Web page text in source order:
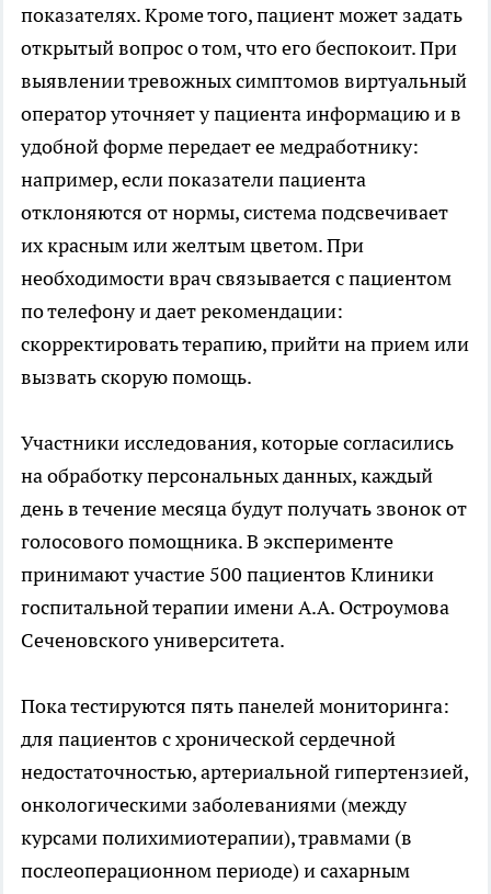
показателях. Кроме того, пациент может задать
открытый вопрос о том, что его беспокоит. При
выявлении тревожных симптомов виртуальный
оператор уточняет у пациента информацию и в
удобной форме передает ее медработнику:
например, если показатели пациента
отклоняются от нормы, система подсвечивает
их красным или желтым цветом. При
необходимости врач связывается с пациентом
по телефону и дает рекомендации:
скорректировать терапию, прийти на прием или
вызвать скорую помощь.
Участники исследования, которые согласились
на обработку персональных данных, каждый
день в течение месяца будут получать звонок от
голосового помощника. В эксперименте
принимают участие 500 пациентов Клиники
госпитальной терапии имени А.А. Остроумова
Сеченовского университета.
Пока тестируются пять панелей мониторинга:
для пациентов с хронической сердечной
недостаточностью, артериальной гипертензией,
онкологическими заболеваниями (между
курсами полихимиотерапии), травмами (в
послеоперационном периоде) и сахарным